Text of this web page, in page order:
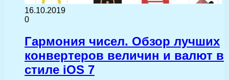
16.10.2019
0
Гармония чисел. Обзор лучших
конвертеров величин и валют в
стиле iOS 7